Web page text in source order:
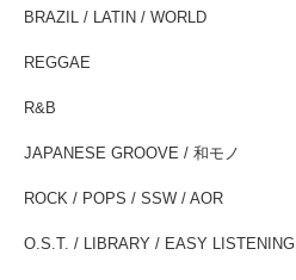
BRAZIL / LATIN / WORLD
REGGAE
R&B
JAPANESE GROOVE / 和モノ
ROCK / POPS / SSW / AOR
O.S.T. / LIBRARY / EASY LISTENING